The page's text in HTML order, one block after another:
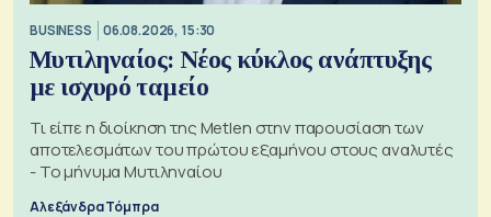
BUSINESS 06.08.2026, 15:30
Μυτιληναίος: Νέος κύκλος ανάπτυξης
με ισχυρό ταμείο
Τι είπε η διοίκηση της Metlen στην παρουσίαση των
αποτελεσμάτων του πρώτου εξαμήνου στους αναλυτές
- Το μήνυμα Μυτιληναίου
Αλεξάνδρα Τόμπρα